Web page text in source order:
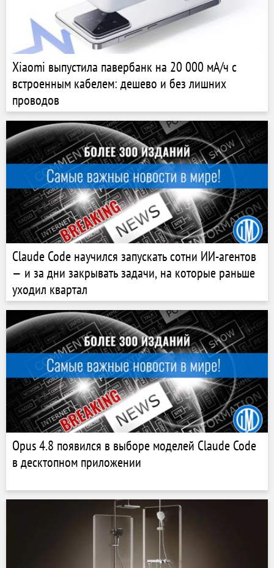
Xiaomi выпустила павербанк на 20 000 мА/ч с
встроенным кабелем: дешево и без лишних
проводов
Claude Code научился запускать сотни ИИ-агентов
— и за дни закрывать задачи, на которые раньше
уходил квартал
Opus 4.8 появился в выборе моделей Claude Code
в десктопном приложении